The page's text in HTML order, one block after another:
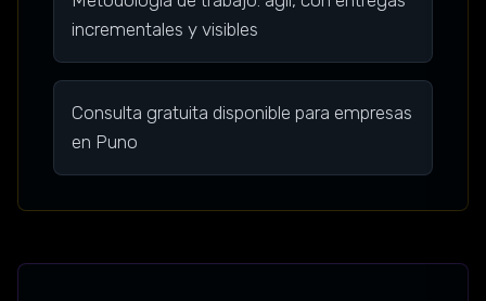
incrementales y visibles
Consulta gratuita disponible para empresas
en Puno